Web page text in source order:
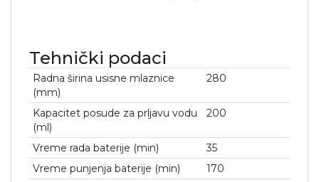
Tehnički podaci
Radna širina usisne mlaznice
(mm)
280
Kapacitet posude za prljavu vodu
(ml)
200
Vreme rada baterije (min)
35
Vreme punjenja baterije (min)
170